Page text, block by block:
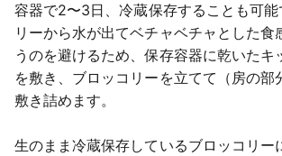
容器で2〜3日、冷蔵保存することも可能
リーから水が出てベチャベチャとした食
うのを避けるため、保存容器に乾いたキ
を敷き、ブロッコリーを立てて（房の部
敷き詰めます。
生のまま冷蔵保存しているブロッコリー